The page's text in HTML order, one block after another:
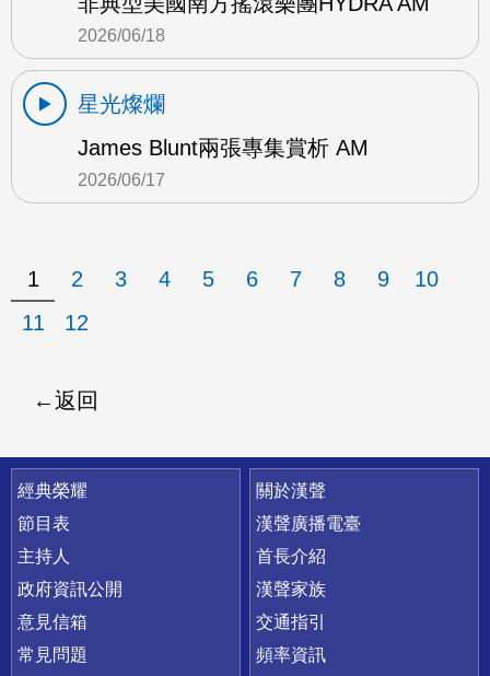
2026/06/18
星光燦爛
James Blunt兩張專集賞析 AM
2026/06/17
1 2 3 4 5 6 7 8 9
10
11
12
返回
快速連結
經典榮耀
節目表
主持人
政府資訊公開
意見信箱
常見問題
關於漢聲
漢聲廣播電臺
首長介紹
漢聲家族
交通指引
頻率資訊